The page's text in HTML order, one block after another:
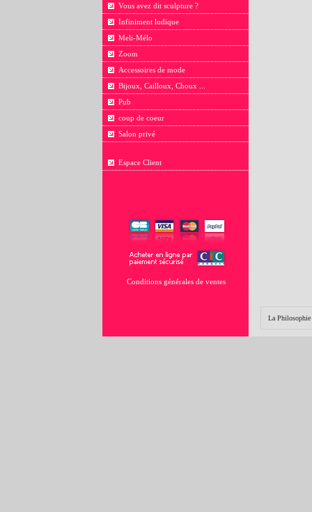
Vous avez dit sculpture ?
Infiniment ludique
Meli-Mélo
Zoom
Accessoires de mode
Bijoux, Cailloux, Choux ...
Pub
coup de coeur
Salon privé
Espace Client
Conditions générales de ventes
La